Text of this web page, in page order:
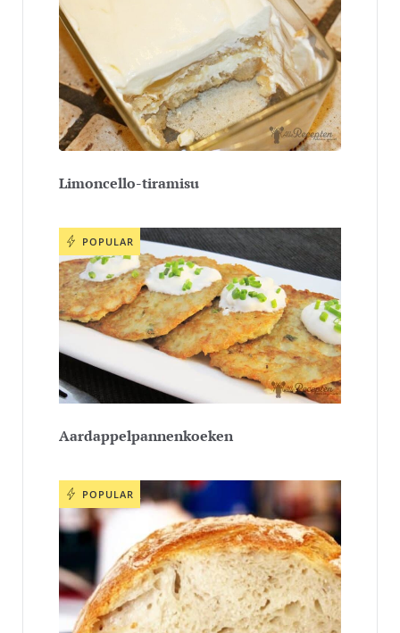
Limoncello-tiramisu
POPULAR
Aardappelpannenkoeken
POPULAR